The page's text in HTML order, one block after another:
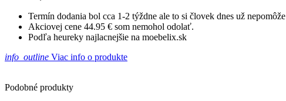
Termín dodania bol cca 1-2 týždne ale to si človek dnes už nepomôže
Akciovej cene 44.95 € som nemohol odolať.
Podľa heureky najlacnejšie na moebelix.sk
info_outline Viac info o produkte
Podobné produkty